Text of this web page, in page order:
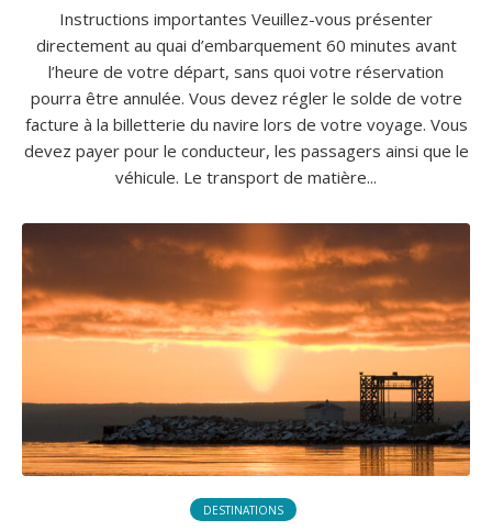
Instructions importantes Veuillez-vous présenter
directement au quai d’embarquement 60 minutes avant
l’heure de votre départ, sans quoi votre réservation
pourra être annulée. Vous devez régler le solde de votre
facture à la billetterie du navire lors de votre voyage. Vous
devez payer pour le conducteur, les passagers ainsi que le
véhicule. Le transport de matière...
DESTINATIONS